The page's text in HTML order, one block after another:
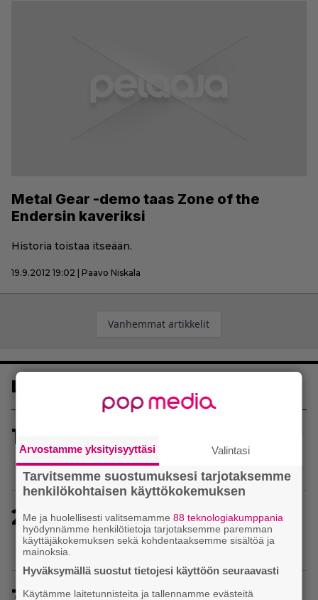
Metal Gear -demo taas Zone of the
Endersin kaveriksi
Historia toistaa itseään.
19.9.2012 19:02 | Paavo Niskala
Artikkelien
Vanhemmat artikkelit
Luetuimmat
1
huippuarvostelut – saapui heti julkaisupäivänään
tilaajien saataville
2
Baldur’s Gate 3 -kehittäjä julkaisi pelin
vuosipäivän kunniaksi tilastotietoja pelaajien
erikoisista valinnoista
Tässä ovat seuraavat Xbox Game Pass -pelit
Arvostamme yksityisyyttäsi Valintasi
Tarvitsemme suostumuksesi tarjotaksemme
henkilökohtaisen käyttökokemuksen
Me ja huolellisesti valitsemamme88 teknologiakumppania
hyödynnämme henkilötietoja tarjotaksemme paremman
käyttäjäkokemuksen sekä kohdentaaksemme sisältöä ja
mainoksia.
Hyväksymällä suostut tietojesi käyttöön seuraavasti
Käytämme laitetunnisteita ja tallennamme evästeitä